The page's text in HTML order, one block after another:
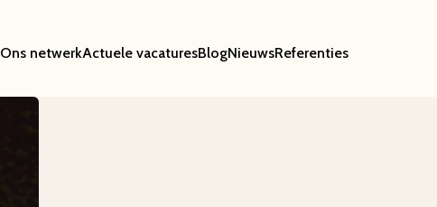
Ons netwerkActuele vacaturesBlogNieuwsReferenties